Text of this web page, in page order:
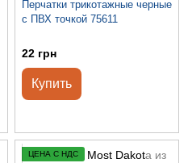
Перчатки трикотажные черные
с ПВХ точкой 75611
22 грн
Купить
ЦЕНА С НДС